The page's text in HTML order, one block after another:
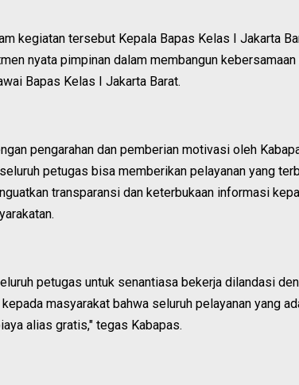
kegiatan tersebut Kepala Bapas Kelas I Jakarta
nyata pimpinan dalam membangun
Bapas Kelas I Jakarta Barat.
pengarahan dan pemberian motivasi oleh
petugas bisa memberikan pelayanan yang
transparansi dan keterbukaan informasi
petugas untuk senantiasa bekerja dilandasi
masyarakat bahwa seluruh pelayanan yang
alias gratis," tegas Kabapas.